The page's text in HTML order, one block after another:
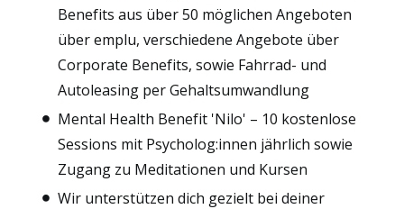
Benefits aus über 50 möglichen Angeboten
über emplu, verschiedene Angebote über
Corporate Benefits, sowie Fahrrad- und
Autoleasing per Gehaltsumwandlung
Mental Health Benefit 'Nilo' – 10 kostenlose
Sessions mit Psycholog:innen jährlich sowie
Zugang zu Meditationen und Kursen
Wir unterstützen dich gezielt bei deiner